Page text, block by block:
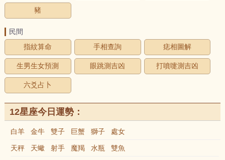
豬
民間
指紋算命
手相查詢 痣相圖解
生男生女預測 眼跳測吉凶 打噴嚏測吉凶
六爻占卜
12星座今日運勢：
白羊 金牛 雙子 巨蟹 獅子 處女
天秤 天蠍 射手 魔羯 水瓶 雙魚